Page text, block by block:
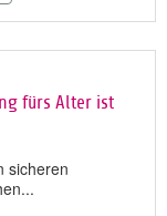
fürs Alter ist
sicheren